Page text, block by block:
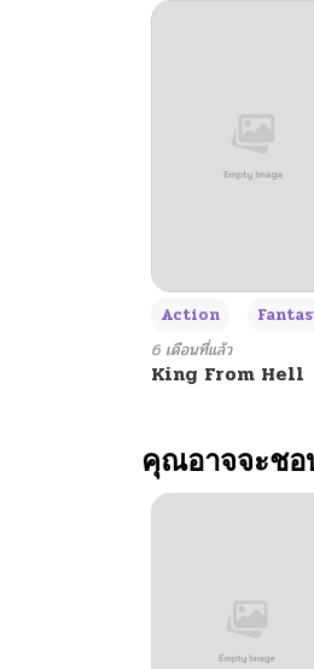
Action
6 เดือนที่แล้ว
King From Hell
คุณอาจจะชอ